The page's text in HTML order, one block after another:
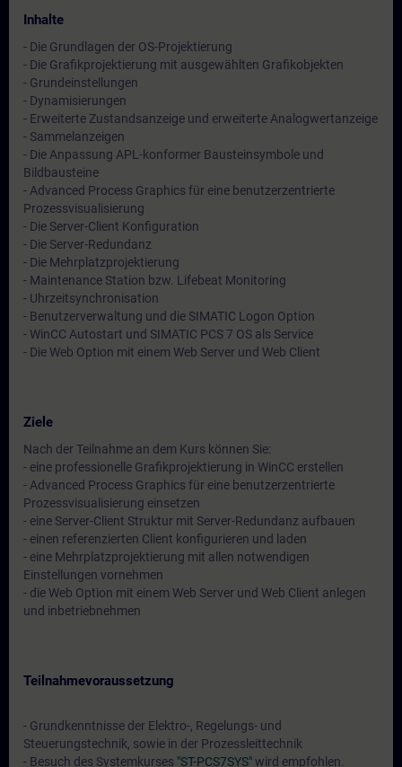
Inhalte
- Die Grundlagen der OS-Projektierung
- Die Grafikprojektierung mit ausgewählten Grafikobjekten
- Grundeinstellungen
- Dynamisierungen
- Erweiterte Zustandsanzeige und erweiterte Analogwertanzeige
- Sammelanzeigen
- Die Anpassung APL-konformer Bausteinsymbole und
Bildbausteine
- Advanced Process Graphics für eine benutzerzentrierte
Prozessvisualisierung
- Die Server-Client Konfiguration
- Die Server-Redundanz
- Die Mehrplatzprojektierung
- Maintenance Station bzw. Lifebeat Monitoring
- Uhrzeitsynchronisation
- Benutzerverwaltung und die SIMATIC Logon Option
- WinCC Autostart und SIMATIC PCS 7 OS als Service
- Die Web Option mit einem Web Server und Web Client
Ziele
Nach der Teilnahme an dem Kurs können Sie:
- eine professionelle Grafikprojektierung in WinCC erstellen
- Advanced Process Graphics für eine benutzerzentrierte
Prozessvisualisierung einsetzen
- eine Server-Client Struktur mit Server-Redundanz aufbauen
- einen referenzierten Client konfigurieren und laden
- eine Mehrplatzprojektierung mit allen notwendigen
Einstellungen vornehmen
- die Web Option mit einem Web Server und Web Client anlegen
und inbetriebnehmen
Teilnahmevoraussetzung
- Grundkenntnisse der Elektro-, Regelungs- und
Steuerungstechnik, sowie in der Prozessleittechnik
- Besuch des Systemkurses "ST-PCS7SYS"wird empfohlen.